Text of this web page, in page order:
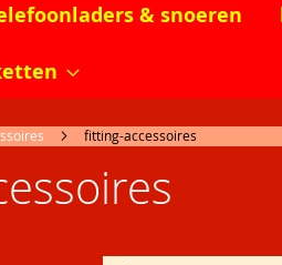
& snoeren
fitting-accessoires